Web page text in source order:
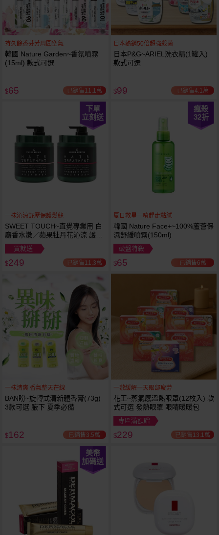
持久餘香芬芳周圍空氣
韓國 Nature Garden~香氛噴霧
(15ml) 款式可選
$65 已銷售11.1萬
日本熱銷50倍超強殺菌
日本P&G~ARIEL洗衣精(1罐入)
款式可選
$99 已銷售4.1萬
下單
立刻送
一抹沁涼舒壓保護髮絲
SWEET TOUCH~直覺專業用 白
麝香水嫩／蘋果牡丹花沁涼 護髮
膜(1000ml) 款式可選 全新包裝
買就送
$249 已銷售11.3萬
瘋殺
32折
夏日救星一噴趕走黏膩
韓國 Nature Face+~100%蘆薈保
濕舒緩噴霧(150ml)
破盤特殺
$65 已銷售6萬
一抹清爽 香氣整天在線
BAN盼~旋轉式清新體香膏(73g)
3款可選 腋下 夏季必備
$162 已銷售3.5萬
一敷缓解一天眼部疲劳
花王~蒸氣感溫熱眼罩(12枚入) 款
式可選 發熱眼罩 眼睛暖暖包
專區滿額贈
$229 已銷售13.1萬
美幣
加碼送